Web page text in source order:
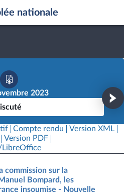
nationale
2023
Compte rendu
Version XML
Version PDF
commission sur la
Bompard, les
insoumise - Nouvelle